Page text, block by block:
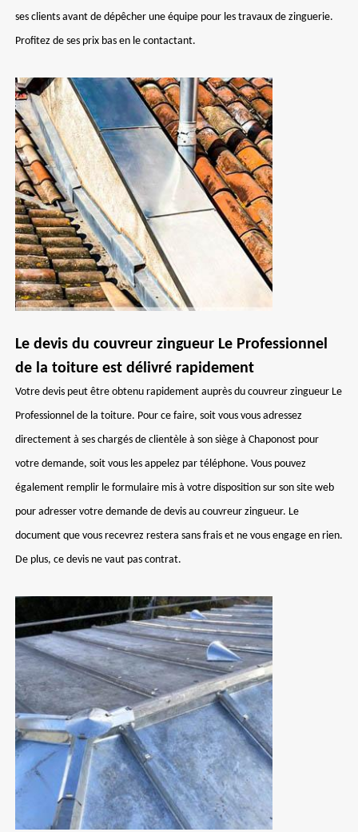
ses clients avant de dépêcher une équipe pour les travaux de zinguerie.
Profitez de ses prix bas en le contactant.
Le devis du couvreur zingueur Le Professionnel
de la toiture est délivré rapidement
Votre devis peut être obtenu rapidement auprès du couvreur zingueur Le
Professionnel de la toiture. Pour ce faire, soit vous vous adressez
directement à ses chargés de clientèle à son siège à Chaponost pour
votre demande, soit vous les appelez par téléphone. Vous pouvez
également remplir le formulaire mis à votre disposition sur son site web
pour adresser votre demande de devis au couvreur zingueur. Le
document que vous recevrez restera sans frais et ne vous engage en rien.
De plus, ce devis ne vaut pas contrat.